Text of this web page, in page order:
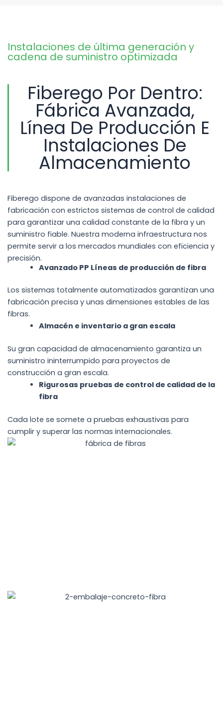
Instalaciones de última generación y
cadena de suministro optimizada
Fiberego Por Dentro:
Fábrica Avanzada,
Línea De Producción E
Instalaciones De
Almacenamiento
Fiberego dispone de avanzadas instalaciones de
fabricación con estrictos sistemas de control de calidad
para garantizar una calidad constante de la fibra y un
suministro fiable. Nuestra moderna infraestructura nos
permite servir a los mercados mundiales con eficiencia y
precisión.
Avanzado PP Líneas de producción de fibra
Los sistemas totalmente automatizados garantizan una
fabricación precisa y unas dimensiones estables de las
fibras.
Almacén e inventario a gran escala
Su gran capacidad de almacenamiento garantiza un
suministro ininterrumpido para proyectos de
construcción a gran escala.
Rigurosas pruebas de control de calidad de la
fibra
Cada lote se somete a pruebas exhaustivas para
cumplir y superar las normas internacionales.